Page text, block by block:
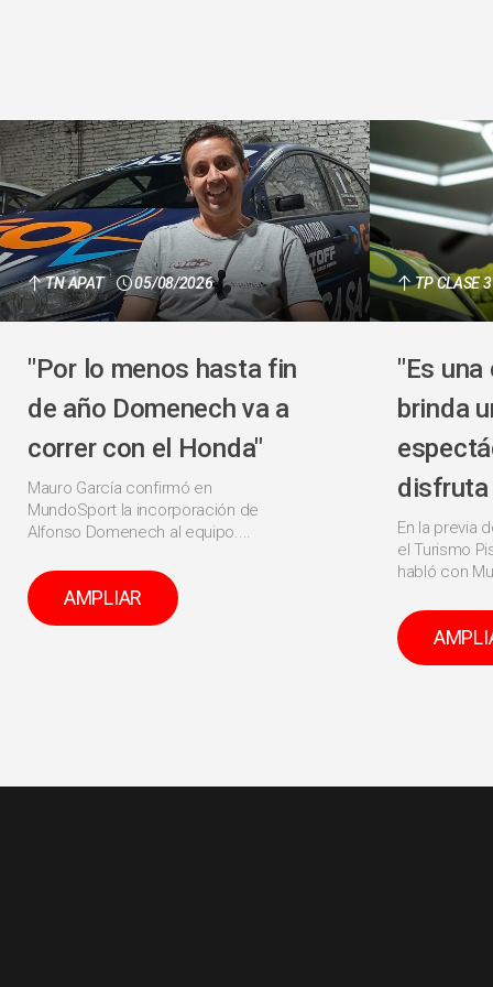
TN APAT 05/08/2026
"Por lo menos hasta fin
de año Domenech va a
correr con el Honda"
Mauro García confirmó en
MundoSport la incorporación de
Alfonso Domenech al equipo....
AMPLIAR
TP CLASE 3
"Es
brinda
disfruta
En la previa
el Turismo
habló con